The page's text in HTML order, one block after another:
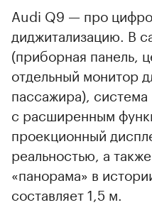
Audi Q9 — про
диджитализацию. В
(приборная панель,
отдельный монитор
пассажира), система
с расширенным
проекционный
реальностью, а
«панорама» в
составляет 1,5 м.